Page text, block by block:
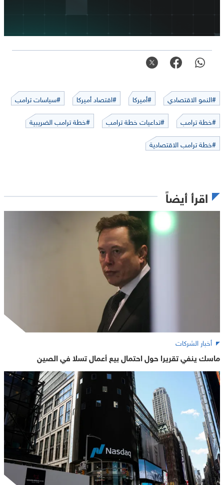
#النمو الاقتصادي #أميركا #اقتصاد أميركا
#سياسات ترامب
#خطة ترامب
#تداعيات خطة ترامب
#خطة ترامب الضريبية
#خطة ترامب الاقتصادية
اقرأ أيضاً
أخبار الشركات
ماسك ينفي تقريرا حول احتمال بيع أعمال تسلا في الصين